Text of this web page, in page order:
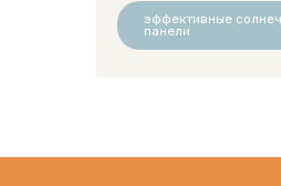
эффективные
панели